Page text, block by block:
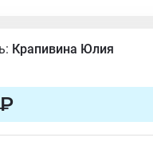
Крапивина Юлия